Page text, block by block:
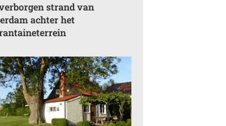
strand van
achter het